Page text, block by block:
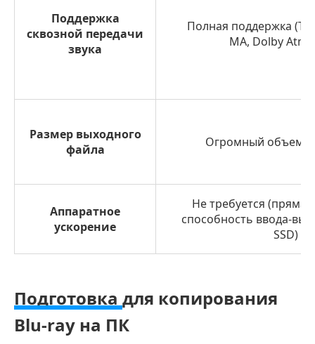
Поддержка
сквозной передачи
звука
Полная поддержка
MA, Dolby
Размер выходного
файла
Огромный объем
Аппаратное
ускорение
Не требуется
способность ввода-
SSD)
Подготовка для копирования
Blu-ray на ПК